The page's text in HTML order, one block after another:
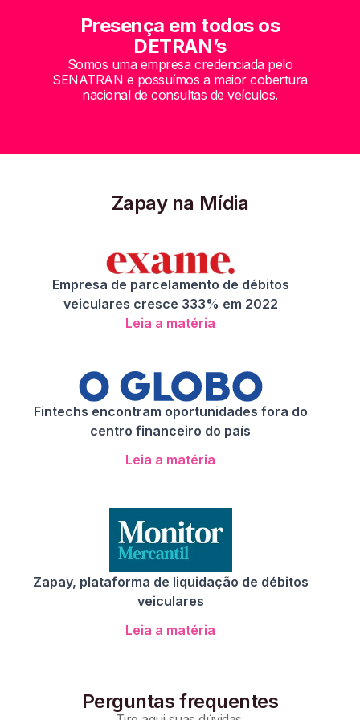
Presença em todos os
DETRAN’s
Somos uma empresa credenciada pelo
SENATRAN e possuímos a maior cobertura
nacional de consultas de veículos.
Zapay na Mídia
Empresa de parcelamento de débitos
veiculares cresce 333% em 2022
Leia a matéria
Fintechs encontram oportunidades fora do
centro financeiro do país
Leia a matéria
Zapay, plataforma de liquidação de débitos
veiculares
Leia a matéria
Perguntas frequentes